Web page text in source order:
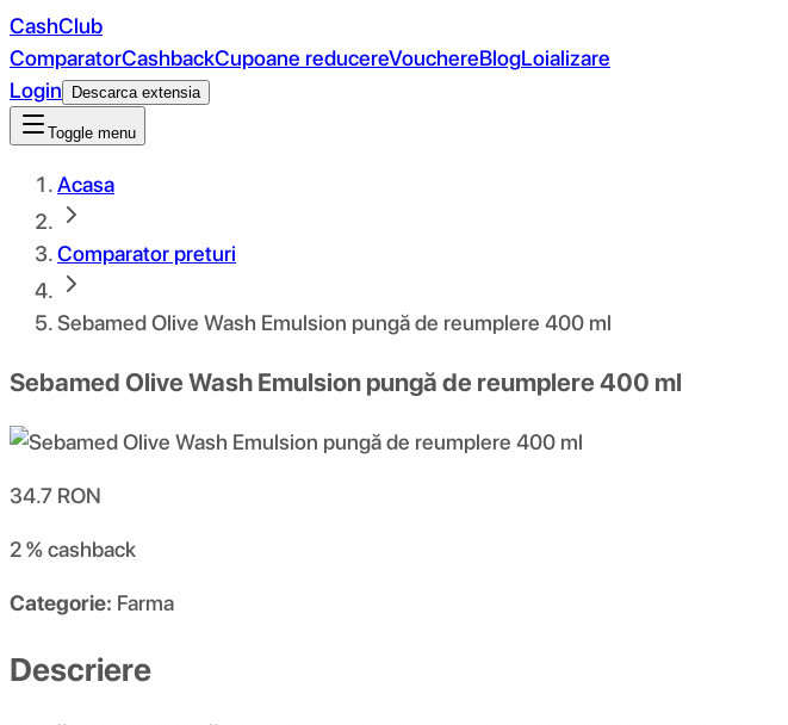
CashClub
ComparatorCashbackCupoane reducereVouchereBlogLoializare
Login
Descarca extensia
Toggle menu
Acasa
Comparator preturi
Sebamed Olive Wash Emulsion pungă de reumplere 400 ml
Sebamed Olive Wash Emulsion pungă de reumplere 400 ml
34.7 RON
2 %cashback
Categorie: Farma
Descriere